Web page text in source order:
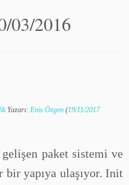
03/2016
Yazarı: Enis Özgen (19/11/2017
paket sistemi ve
bir yapıya ulaşıyor. Init